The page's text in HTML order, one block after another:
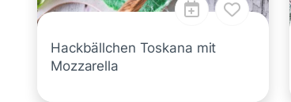
Hackbällchen Toskana mit
Mozzarella